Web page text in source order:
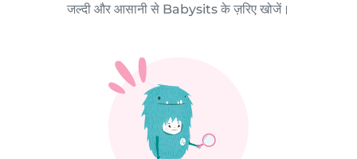
जल्दी और आसानी से Babysits के ज़रिए खोजें।